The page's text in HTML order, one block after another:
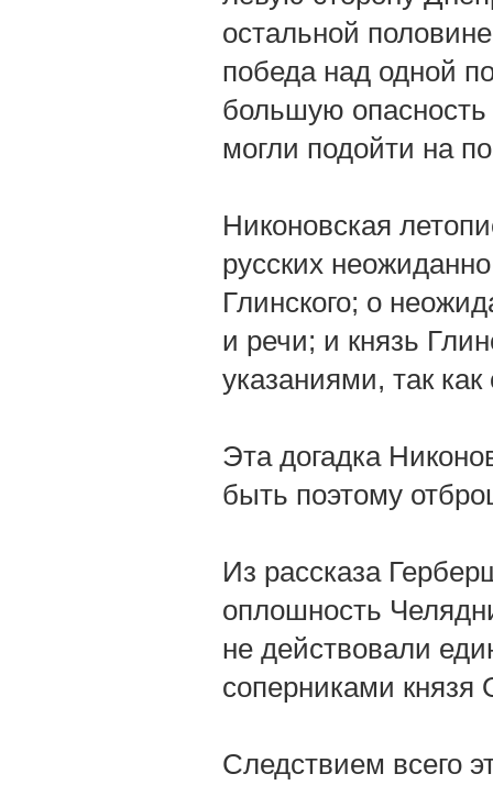
остальной
победа над одной
большую опасность
могли подойти на
Никоновская
русских
Глинского; о
и речи; и князь
указаниями, так
Эта догадка
быть поэтому
Из рассказа
оплошность
не действовали
соперниками князя
Следствием всего